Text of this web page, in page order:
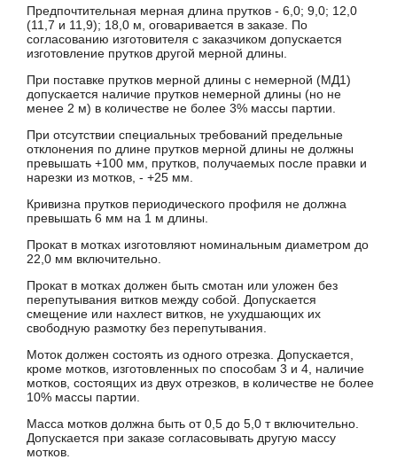
Предпочтительная мерная длина прутков - 6,0; 9,0; 12,0
(11,7 и 11,9); 18,0 м, оговаривается в заказе. По
согласованию изготовителя с заказчиком допускается
изготовление прутков другой мерной длины.
При поставке прутков мерной длины с немерной (МД1)
допускается наличие прутков немерной длины (но не
менее 2 м) в количестве не более 3% массы партии.
При отсутствии специальных требований предельные
отклонения по длине прутков мерной длины не должны
превышать +100 мм, прутков, получаемых после правки и
нарезки из мотков, - +25 мм.
Кривизна прутков периодического профиля не должна
превышать 6 мм на 1 м длины.
Прокат в мотках изготовляют номинальным диаметром до
22,0 мм включительно.
Прокат в мотках должен быть смотан или уложен без
перепутывания витков между собой. Допускается
смещение или нахлест витков, не ухудшающих их
свободную размотку без перепутывания.
Моток должен состоять из одного отрезка. Допускается,
кроме мотков, изготовленных по способам 3 и 4, наличие
мотков, состоящих из двух отрезков, в количестве не более
10% массы партии.
Масса мотков должна быть от 0,5 до 5,0 т включительно.
Допускается при заказе согласовывать другую массу
мотков.